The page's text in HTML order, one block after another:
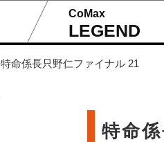
CoMax
LEGEND
特命係長只野仁ファイナル 21
特命